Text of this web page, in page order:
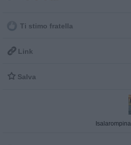
Ti stimo fratella
 Link
 Salva
Isalarompina